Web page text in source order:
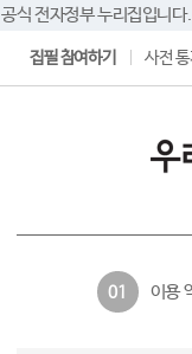
식 전자정부 누리집입니다.
집필 참여하기 사전 통
01 이용